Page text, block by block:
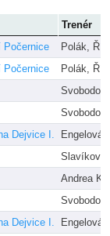
Trenér
Počernice
Polák,
Počernice
Polák,
Dejvice I.
Engelová,
Andrea
Dejvice I.
Engelová,